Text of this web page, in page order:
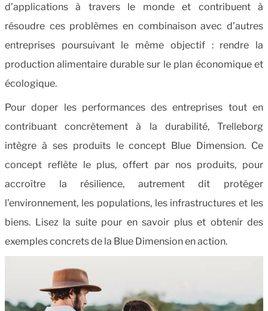
d’applications à travers le monde et contribuent à
résoudre ces problèmes en combinaison avec d’autres
entreprises poursuivant le même objectif : rendre la
production alimentaire durable sur le plan économique et
écologique.
Pour doper les performances des entreprises tout en
contribuant concrètement à la durabilité, Trelleborg
intègre à ses produits le concept Blue Dimension. Ce
concept reflète le plus, offert par nos produits, pour
accroître la résilience, autrement dit protéger
l’environnement, les populations, les infrastructures et les
biens. Lisez la suite pour en savoir plus et obtenir des
exemples concrets de la Blue Dimension en action.